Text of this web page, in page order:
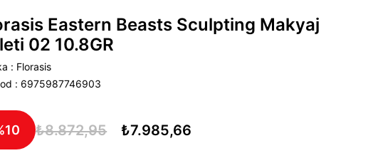
Eastern Beasts Sculpting Makyaj
02 10.8GR
: Florasis
: 6975987746903
10 ₺8.872,95 ₺7.985,66